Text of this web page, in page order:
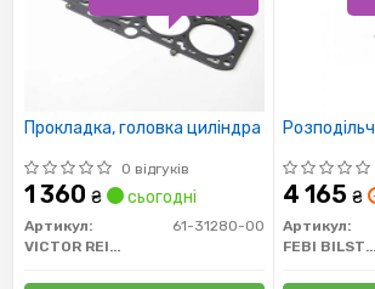
Прокладка, головка циліндра
0 відгуків
1 360 ₴ сьогодні
Артикул:
61-31280-00
VICTOR REINZ
4 165 ₴
Артикул:
FEBI BILSTEIN